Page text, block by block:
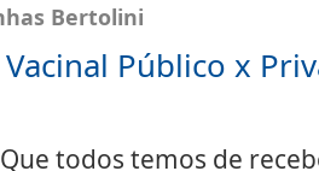
Bertolini
Público x
Que todos temos de